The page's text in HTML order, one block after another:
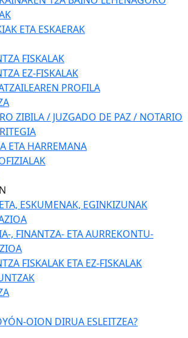
ETA ESKAERAK
FISKALAK
EZ-FISKALAK
PROFILA
ZIBILA / JUZGADO DE PAZ / NOTARIO
ETA HARREMANA
ESKUMENAK, EGINKIZUNAK
, FINANTZA- ETA AURREKONTU-
FISKALAK ETA EZ-FISKALAK
OION DIRUA ESLEITZEA?